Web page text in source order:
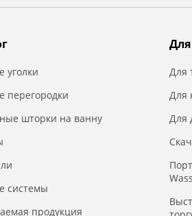
уголки
перегородки
шторки на ванну
системы
продукция
Для
Для
Для